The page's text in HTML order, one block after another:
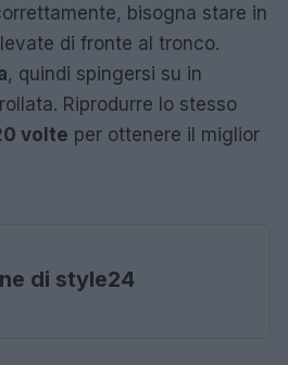
bisogna stare in
di fronte al tronco.
, quindi spingersi su in
Riprodurre lo stesso
volte per ottenere il miglior
di style24